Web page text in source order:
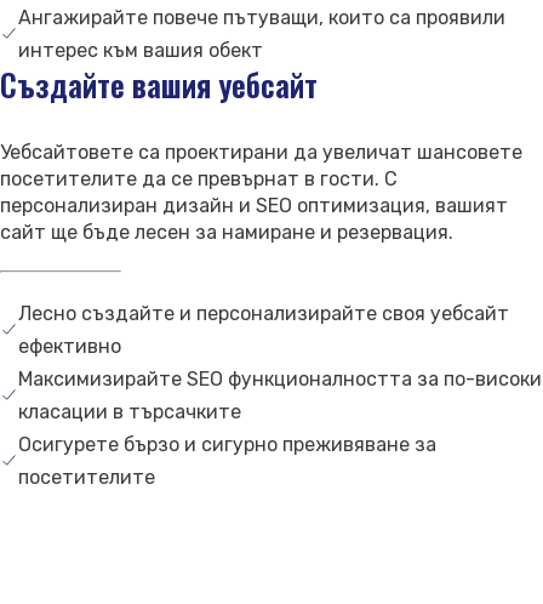
Ангажирайте повече пътуващи, които са проявили
интерес към вашия обект
Създайте вашия уебсайт
Уебсайтовете са проектирани да увеличат шансовете
посетителите да се превърнат в гости. С
персонализиран дизайн и SEO оптимизация, вашият
сайт ще бъде лесен за намиране и резервация.
Лесно създайте и персонализирайте своя уебсайт
ефективно
Максимизирайте SEO функционалността за по-високи
класации в търсачките
Осигурете бързо и сигурно преживяване за
посетителите